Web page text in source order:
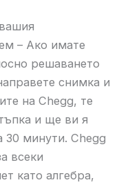
– Ако имате
решаването
снимка и
на Chegg, те
и ще ви я
30 минути. Chegg
всеки
като алгебра,